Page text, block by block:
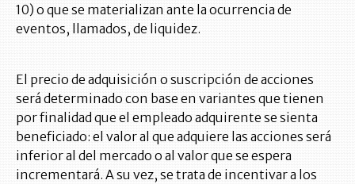
10) o que se materializan ante la ocurrencia de
eventos, llamados, de liquidez.
El precio de adquisición o suscripción de acciones
será determinado con base en variantes que tienen
por finalidad que el empleado adquirente se sienta
beneficiado: el valor al que adquiere las acciones será
inferior al del mercado o al valor que se espera
incrementará. A su vez, se trata de incentivar a los